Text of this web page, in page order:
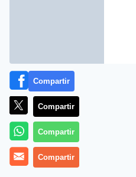
Le debió molestar y mucho,
dinero.
Compartir
Compartir
Compartir
Compartir